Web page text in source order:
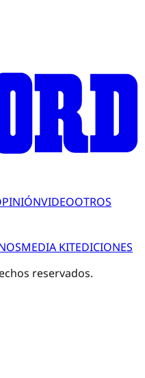
VIDEOOTROS
MEDIA KITEDICIONES
reservados.